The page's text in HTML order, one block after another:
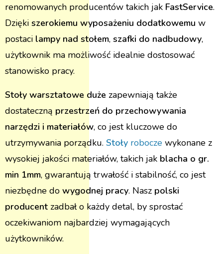
renomowanych producentów takich jak FastService.
Dzięki szerokiemu wyposażeniu dodatkowemu w
postaci lampy nad stołem, szafki do nadbudowy,
użytkownik ma możliwość idealnie dostosować
stanowisko pracy.
Stoły warsztatowe duże zapewniają także
dostateczną przestrzeń do przechowywania
narzędzi i materiałów, co jest kluczowe do
utrzymywania porządku. Stoły robocze wykonane z
wysokiej jakości materiałów, takich jak blacha o gr.
min 1mm, gwarantują trwałość i stabilność, co jest
niezbędne do wygodnej pracy. Nasz polski
producent zadbał o każdy detal, by sprostać
oczekiwaniom najbardziej wymagających
użytkowników.